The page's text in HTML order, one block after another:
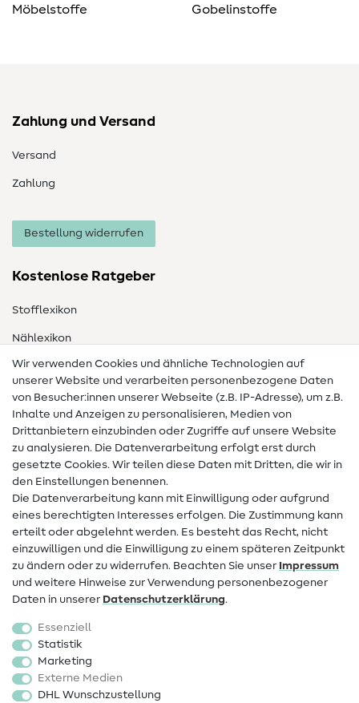
Möbelstoffe
Gobelinstoffe
Zahlung und Versand
Versand
Zahlung
Bestellung widerrufen
Kostenlose Ratgeber
Stofflexikon
Nählexikon
Nähanleitungen
Hilfe & Kontakt
Kontakt
Infos zum Betreiberwechsel
Widerrufsrecht
Beliebt
Stoffe
Sale
Schnittmuster
Wir verwenden Cookies und ähnliche Technologien auf
unserer Website und verarbeiten personenbezogene Daten
von Besucher:innen unserer Webseite (z.B. IP-Adresse), um z.B.
Inhalte und Anzeigen zu personalisieren, Medien von
Drittanbietern einzubinden oder Zugriffe auf unsere Website
zu analysieren. Die Datenverarbeitung erfolgt erst durch
gesetzte Cookies. Wir teilen diese Daten mit Dritten, die wir in
den Einstellungen benennen.
Die Datenverarbeitung kann mit Einwilligung oder aufgrund
eines berechtigten Interesses erfolgen. Die Zustimmung kann
erteilt oder abgelehnt werden. Es besteht das Recht, nicht
einzuwilligen und die Einwilligung zu einem späteren Zeitpunkt
zu ändern oder zu widerrufen. Beachten Sie unser Impressum
und weitere Hinweise zur Verwendung personenbezogener
Daten in unserer Daten­schutz­erklärung.
Essenziell
Statistik
Marketing
Externe Medien
DHL Wunschzustellung